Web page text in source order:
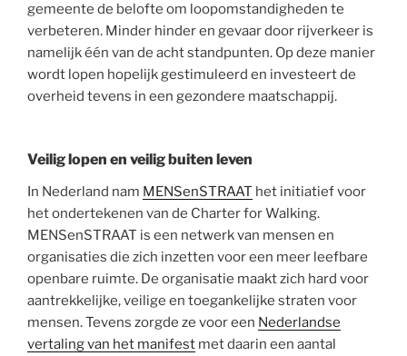
gemeente de belofte om loopomstandigheden te
verbeteren. Minder hinder en gevaar door rijverkeer is
namelijk één van de acht standpunten. Op deze manier
wordt lopen hopelijk gestimuleerd en investeert de
overheid tevens in een gezondere maatschappij.
Veilig lopen en veilig buiten leven
In Nederland nam MENSenSTRAAT het initiatief voor
het ondertekenen van de Charter for Walking.
MENSenSTRAAT is een netwerk van mensen en
organisaties die zich inzetten voor een meer leefbare
openbare ruimte. De organisatie maakt zich hard voor
aantrekkelijke, veilige en toegankelijke straten voor
mensen. Tevens zorgde ze voor een Nederlandse
vertaling van het manifest met daarin een aantal